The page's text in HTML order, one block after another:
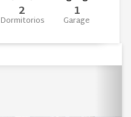
2
Dormitorios 1
Garage